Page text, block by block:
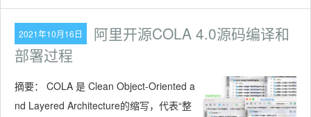
2021年10月16日
阿里开源COLA 4.0源码编译和
部署过程
摘要： COLA 是 Clean Object-Oriented a
nd Layered Architecture的缩写，代表“整